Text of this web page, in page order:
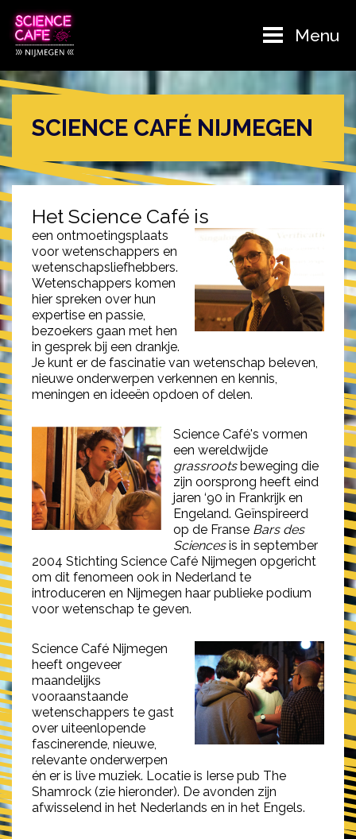
Menu
SCIENCE CAFÉ NIJMEGEN
Het Science Café is
een ontmoetingsplaats
voor wetenschappers en
wetenschapsliefhebbers.
Wetenschappers komen
hier spreken over hun
expertise en passie,
bezoekers gaan met hen
in gesprek bij een drankje.
Je kunt er de fascinatie van wetenschap beleven,
nieuwe onderwerpen verkennen en kennis,
meningen en ideeën opdoen of delen.
Science Café's vormen
een wereldwijde
grassrootsbeweging die
zijn oorsprong heeft eind
jaren ‘90 in Frankrijk en
Engeland. Geïnspireerd
op de Franse Bars des
Sciencesis in september
2004 Stichting Science Café Nijmegen opgericht
om dit fenomeen ook in Nederland te
introduceren en Nijmegen haar publieke podium
voor wetenschap te geven.
Science Café Nijmegen
heeft ongeveer
maandelijks
vooraanstaande
wetenschappers te gast
over uiteenlopende
fascinerende, nieuwe,
relevante onderwerpen
én er is live muziek. Locatie is Ierse pub The
Shamrock (zie hieronder). De avonden zijn
afwisselend in het Nederlands en in het Engels.